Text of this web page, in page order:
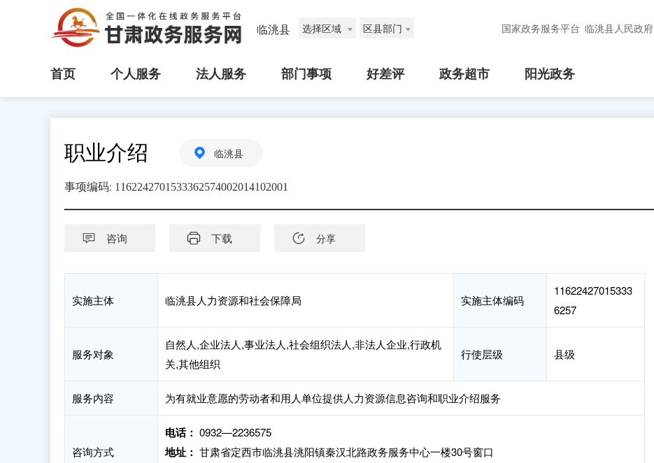
临洮县 选择区域 区县部门 国家政务服务平台 临洮县人民政府
首页 个人服务 法人服务 部门事项 好差评 政务超市 阳光政务
职业介绍 临洮县
事项编码: 1162242701533362574002014102001
咨询 下载 分享
实施主体 临洮县人力资源和社会保障局 实施主体编码
11622427015333
6257
服务对象
自然人,企业法人,事业法人,社会组织法人,非法人企业,行政机
关,其他组织
行使层级 县级
服务内容 为有就业意愿的劳动者和用人单位提供人力资源信息咨询和职业介绍服务
咨询方式
电话： 0932—2236575
地址： 甘肃省定西市临洮县洮阳镇秦汉北路政务服务中心一楼30号窗口